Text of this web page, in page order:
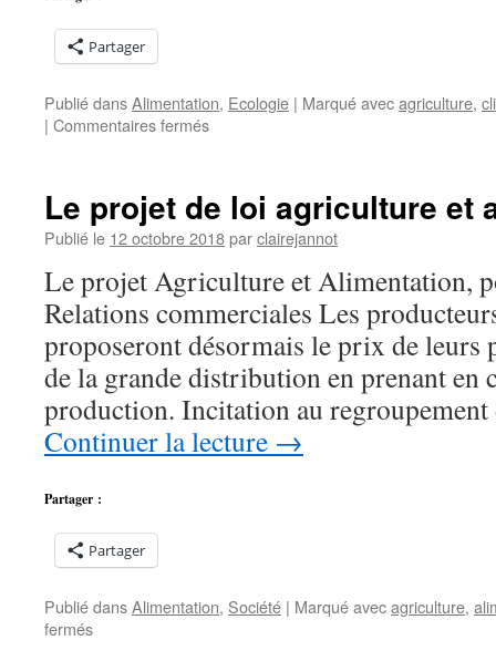
Partager
Publié dansAlimentation, Ecologie | Marqué avecagriculture,
| Commentaires ferméssur
production
d’huile
est
chute
libre
Le projet de loi agriculture et
Publié le 12 octobre 2018parclairejannot
Le projet Agriculture et Alimentation,
Relations commerciales Les
proposeront désormais le prix de leurs
de la grande distribution en prenant en
production. Incitation au
Continuer la lecture →
Partager :
Partager
Publié dansAlimentation, Société | Marqué avecagriculture,
ferméssur